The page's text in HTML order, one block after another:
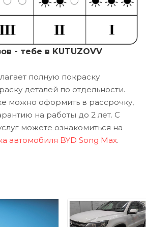
- тебе в KUTUZOVV
полную покраску
деталей по отдельности.
можно оформить в рассрочку,
на работы до 2 лет. С
можете ознакомиться на
автомобиля BYD Song Max.